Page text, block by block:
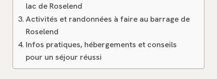
lac de Roselend
Activités et randonnées à faire au barrage de
Roselend
Infos pratiques, hébergements et conseils
pour un séjour réussi